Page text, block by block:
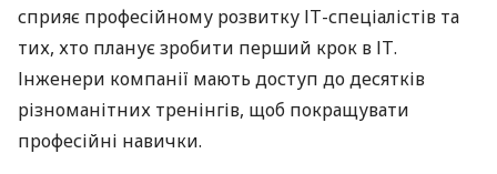
сприяє професійному розвитку ІТ-спеціалістів та
тих, хто планує зробити перший крок в ІТ.
Інженери компанії мають доступ до десятків
різноманітних тренінгів, щоб покращувати
професійні навички.